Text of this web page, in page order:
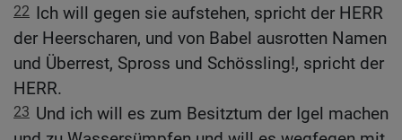
22 Ich will gegen sie aufstehen, spricht der HERR
der Heerscharen, und von Babel ausrotten Namen
und Überrest, Spross und Schössling!, spricht der
HERR.
23 Und ich will es zum Besitztum der Igel machen